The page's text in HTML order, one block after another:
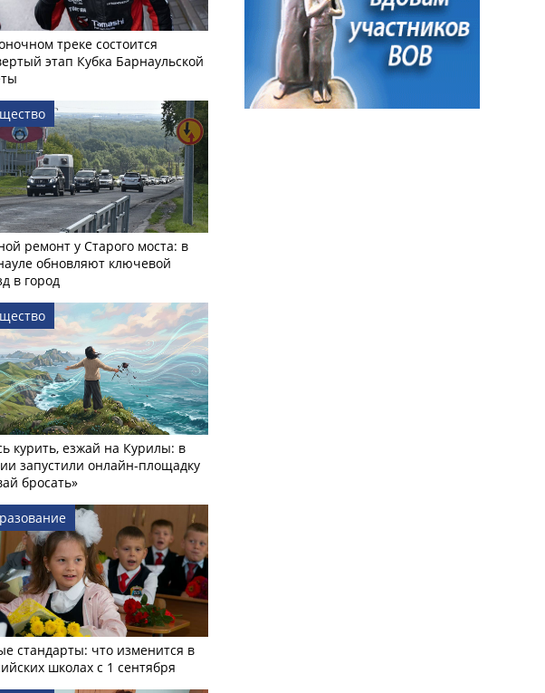
треке состоится
этап Кубка Барнаульской
ремонт у Старого моста: в
обновляют ключевой
в город
курить, езжай на Курилы: в
запустили онлайн-­площадку
бросать»
стандарты: что изменится в
школах с 1 сентября